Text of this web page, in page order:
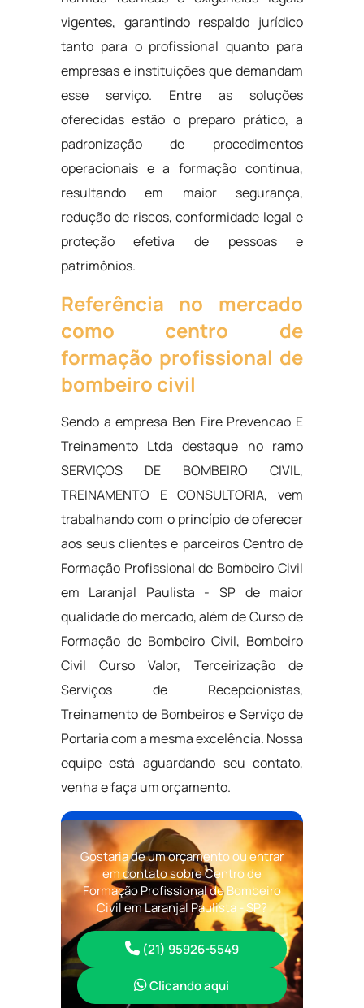
vigentes, garantindo respaldo jurídico
tanto para o profissional quanto para
empresas e instituições que demandam
esse serviço. Entre as soluções
oferecidas estão o preparo prático, a
padronização de procedimentos
operacionais e a formação contínua,
resultando em maior segurança,
redução de riscos, conformidade legal e
proteção efetiva de pessoas e
patrimônios.
Referência no mercado
como centro de
formação profissional de
bombeiro civil
Sendo a empresa Ben Fire Prevencao E
Treinamento Ltda destaque no ramo
SERVIÇOS DE BOMBEIRO CIVIL,
TREINAMENTO E CONSULTORIA, vem
trabalhando com o princípio de oferecer
aos seus clientes e parceiros Centro de
Formação Profissional de Bombeiro Civil
em Laranjal Paulista - SP de maior
qualidade do mercado, além de Curso de
Formação de Bombeiro Civil, Bombeiro
Civil Curso Valor, Terceirização de
Serviços de Recepcionistas,
Treinamento de Bombeiros e Serviço de
Portaria com a mesma excelência. Nossa
equipe está aguardando seu contato,
venha e faça um orçamento.
Gostaria de um orçamento ou entrar
em contato sobre Centro de
Formação Profissional de Bombeiro
Civil em Laranjal Paulista - SP?
(21) 95926-5549
Clicando aqui